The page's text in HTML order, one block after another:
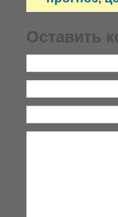
Оставить